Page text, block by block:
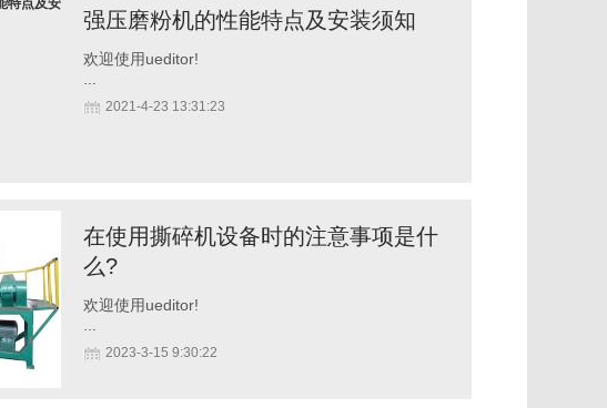
强压磨粉机的性能特点及安装须知
欢迎使用ueditor!
…
2021-4-23 13:31:23
在使用撕碎机设备时的注意事项是什
么?
欢迎使用ueditor!
…
2023-3-15 9:30:22